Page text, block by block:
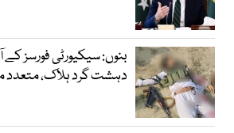
بنوں: سیکیورٹی فورسز
دہشت گرد ہلاک، متعدد